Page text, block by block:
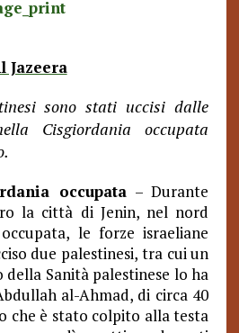
Jazeera
sono stati uccisi dalle
Cisgiordania occupata
occupata – Durante
la città di Jenin, nel nord
le forze israeliane
due palestinesi, tra cui un
Sanità palestinese lo ha
al-Ahmad, di circa 40
che è stato colpito alla testa